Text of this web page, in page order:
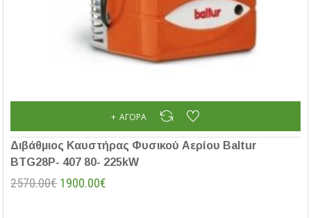
Διβάθμιος Καυστήρας Φυσικού Αερίου Baltur
BTG28P- 407 80- 225kW
2570.00€ 1900.00€
ΑΓΟΡΆ